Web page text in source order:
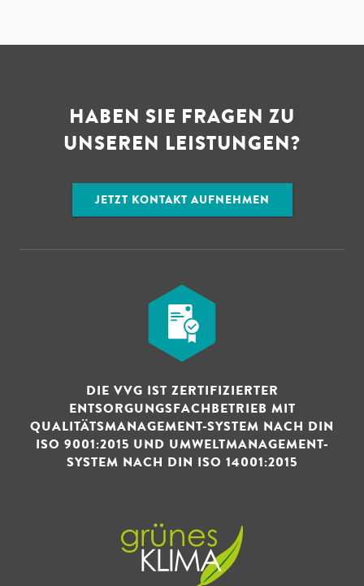
HABEN SIE FRAGEN ZU
UNSEREN LEISTUNGEN?
JETZT KONTAKT AUFNEHMEN
DIE VVG IST ZERTIFIZIERTER
ENTSORGUNGSFACHBETRIEB MIT
QUALITÄTSMANAGEMENT-SYSTEM NACH DIN
ISO 9001:2015 UND UMWELTMANAGEMENT-
SYSTEM NACH DIN ISO 14001:2015